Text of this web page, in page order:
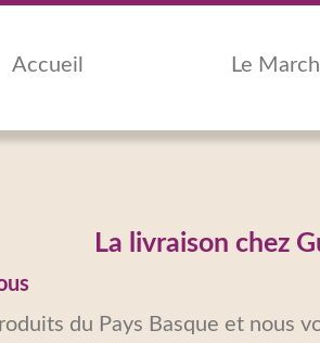
Accueil Le
La livraison chez
du Pays Basque et nous